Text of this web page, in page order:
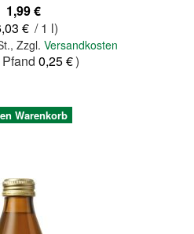
1,99 €
€ / 1 l)
,Zzgl.Versandkosten
Pfand0,25 €)
Warenkorb